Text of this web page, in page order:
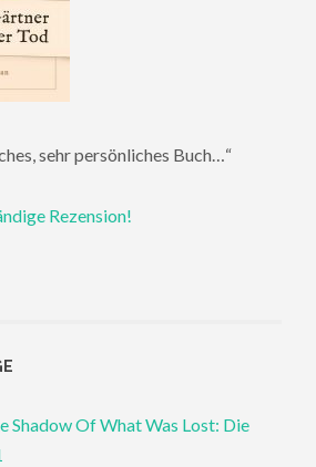
sehr persönliches Buch…“
Rezension!
Shadow Of What Was Lost: Die